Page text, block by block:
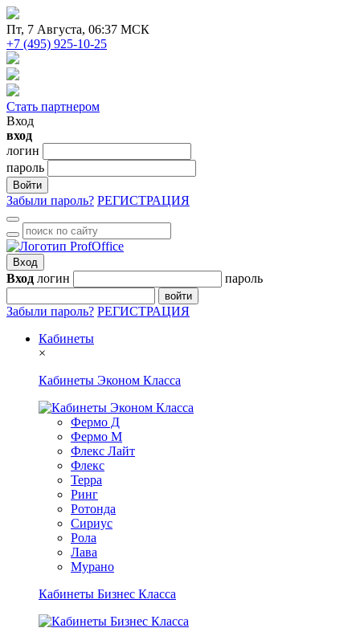
Пт, 7 Августа, 06:37 МСК
+7 (495) 925-10-25
Стать партнером
Вход
вход
логин
пароль
Войти
Забыли пароль? РЕГИСТРАЦИЯ
Вход
Вход логин пароль
войти
Забыли пароль? РЕГИСТРАЦИЯ
Кабинеты
×
Кабинеты Эконом Класса
Фермо Д
Фермо М
Флекс Лайт
Флекс
Терра
Ринг
Ротонда
Сириус
Рола
Лава
Мурано
Кабинеты Бизнес Класса